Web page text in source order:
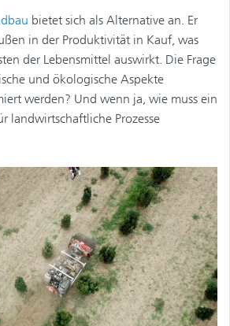
bietet sich als Alternative an. Er
in der Produktivität in Kauf, was
der Lebensmittel auswirkt. Die Frage
und ökologische Aspekte
werden? Und wenn ja, wie muss ein
landwirtschaftliche Prozesse